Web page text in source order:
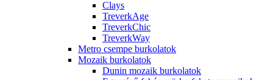
Clays
TreverkAge
TreverkChic
TreverkWay
Metro csempe burkolatok
Mozaik burkolatok
Dunin mozaik burkolatok